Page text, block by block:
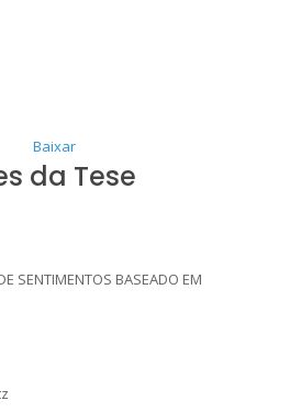
Baixar
da Tese
SENTIMENTOS BASEADO EM